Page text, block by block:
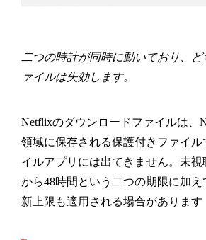
二つの時計が同時に動いており、
ァイルは失効します。
Netflixのダウンロードファイルは、
領域に保存される保護付きファイ
イルアプリには出てきません。未
から48時間という二つの期限に加
新上限も適用される場合があります